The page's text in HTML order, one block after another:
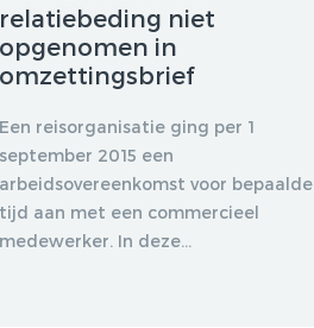
relatiebeding niet
opgenomen in
omzettingsbrief
Een reisorganisatie ging per 1
september 2015 een
arbeidsovereenkomst voor bepaalde
tijd aan met een commercieel
medewerker. In deze...